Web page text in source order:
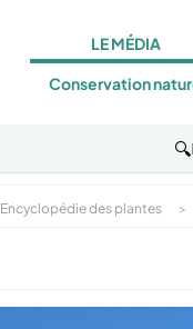
LE MÉDIA
Conservation
🔍
Encyclopédie des plantes >